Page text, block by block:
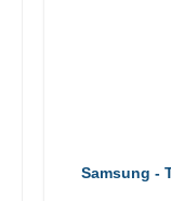
Samsung -